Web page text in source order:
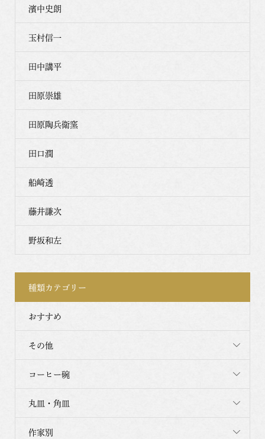
濱中史朗
玉村信一
田中講平
田原崇雄
田原陶兵衛窯
田口潤
船崎透
藤井謙次
野坂和左
種類カテゴリー
おすすめ
その他
コーヒー碗
丸皿・角皿
作家別